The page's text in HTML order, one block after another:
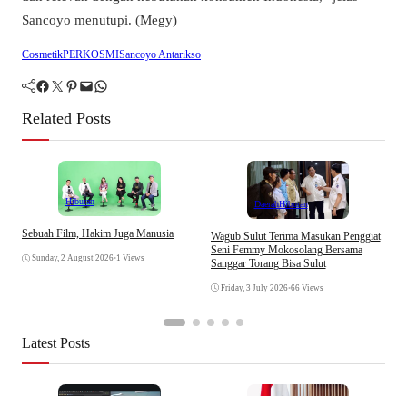
Sancoyo menutupi. (Megy)
CosmetikPERKOSMISancoyo Antarikso
Facebook Twitter Pinterest Mail WhatsApp
Related Posts
Hiburan
Sebuah Film, Hakim Juga Manusia
Sunday, 2 August 2026•1 Views
DaerahHiburan
Wagub Sulut Terima Masukan Penggiat
Seni Femmy Mokosolang Bersama
Sanggar Torang Bisa Sulut
Friday, 3 July 2026•66 Views
Latest Posts